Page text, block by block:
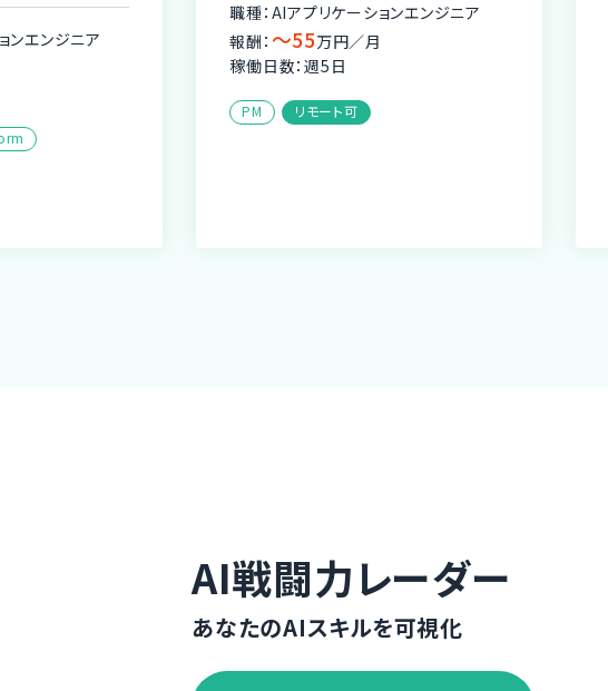
ンエンジニア
職種：AIアプリケーションエンジニア
報酬： 〜55万円／月
稼働日数：週5日
PM リモート可
AI戦闘力レーダー
あなたのAIスキルを可視化